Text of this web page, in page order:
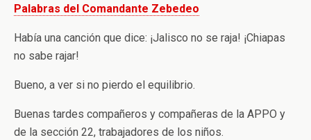
Palabras del Comandante Zebedeo
Había una canción que dice: ¡Jalisco no se raja! ¡Chiapas
no sabe rajar!
Bueno, a ver si no pierdo el equilibrio.
Buenas tardes compañeros y compañeras de la APPO y
de la sección 22, trabajadores de los niños.